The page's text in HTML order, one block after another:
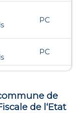
PC
PC
de
de l‘Etat